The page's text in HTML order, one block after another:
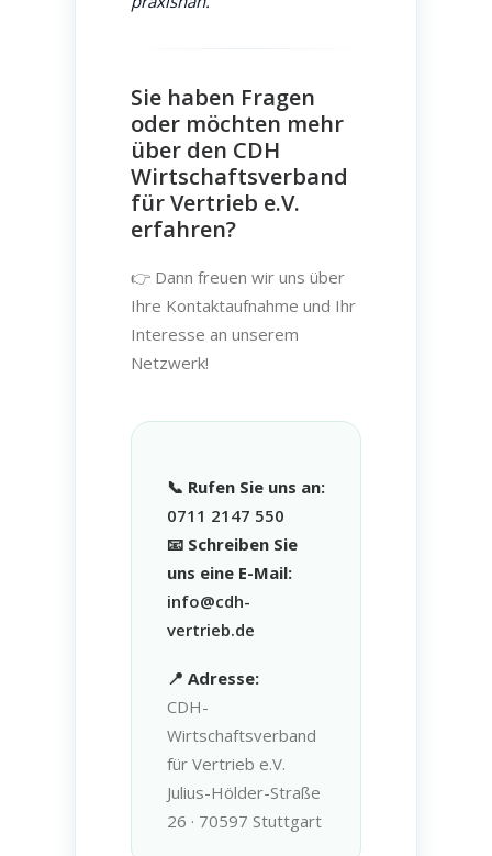
Sie haben Fragen
oder möchten mehr
über den CDH
Wirtschaftsverband
für Vertrieb e.V.
erfahren?
👉 Dann freuen wir uns über
Ihre Kontaktaufnahme und Ihr
Interesse an unserem
Netzwerk!
📞 Rufen Sie uns an:
0711 2147 550
📧 Schreiben Sie
uns eine E-Mail:
info@cdh-
vertrieb.de
📍 Adresse:
CDH-
Wirtschaftsverband
für Vertrieb e.V.
Julius-Hölder-Straße
26 · 70597 Stuttgart